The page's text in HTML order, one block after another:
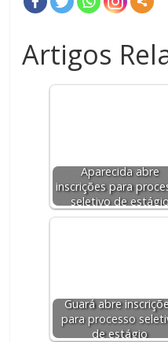
Artigos
Aparecida abre
inscrições para
seletivo de
Guará abre
para processo
de estágio